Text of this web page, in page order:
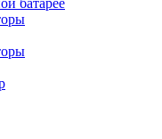
батарее